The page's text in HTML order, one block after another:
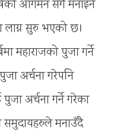
आगमन सँगै मनाइने
लाग्न सुरु भएको छ।
महाराजको पुजा गर्ने
अर्चना गरेपनि
पुजा अर्चना गर्ने गरेका
समुदायहरुले मनाउँदै